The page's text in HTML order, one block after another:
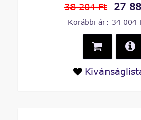
38 204 Ft
27
Korábbi ár: 34 004